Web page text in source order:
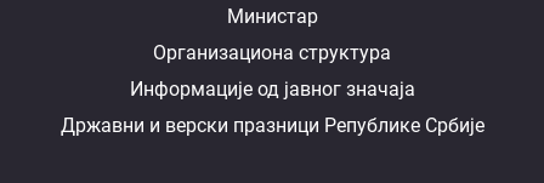
министарству
Министар
Организациона структура
Информације од јавног значаја
Државни и верски празници Републике Србије